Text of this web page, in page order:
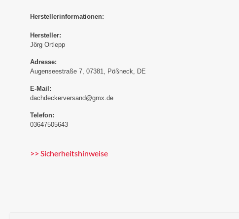
Herstellerinformationen:
Hersteller:
Jörg Ortlepp
Adresse:
Augenseestraße 7, 07381, Pößneck, DE
E-Mail:
dachdeckerversand@gmx.de
Telefon:
03647505643
>> Sicherheitshinweise